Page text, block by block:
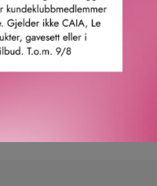
duftpinner.